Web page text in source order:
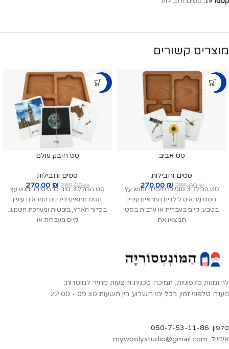
מוצרים קשורים
-5%
סט אביב
סטים וחבילות
285.00₪
270.00 ₪
סט הכולל 3 סוגי כרטיסיות ומגש עץ
הסט מתאים לילדים המראים עיניין
בטבע. קיים בעברית או ערבית בסט
תמצאו את
-5%
סט חובק עולם
סטים וחבילות
285.00₪
270.00 ₪
סט הכולל 3 סוגי כרטיסיות ומגש עץ
הסט מתאים לילדים המראים עיניין
בכדור הארץ, ביבשות ומערכת השמש.
קיים בעברית או
להזמנות טלפוניות, תמיכה טכנית והצעות מחיר למוסדות:
מענה טלפוני זמין בכל ימי השבוע בין השעות 09:30 - 22:00
טלפון: 050-7-53-11-86
אימייל: mywoolystudio@gmail.com